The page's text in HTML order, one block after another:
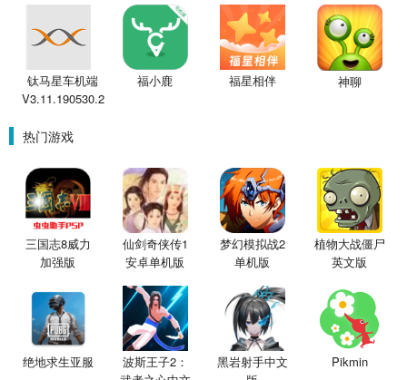
钛马星车机端
V3.11.190530.2
福小鹿 福星相伴 神聊
热门游戏
三国志8威力
加强版
仙剑奇侠传1
安卓单机版
梦幻模拟战2
单机版
植物大战僵尸
英文版
绝地求生亚服
波斯王子2：
黑岩射手中文
Pikmin